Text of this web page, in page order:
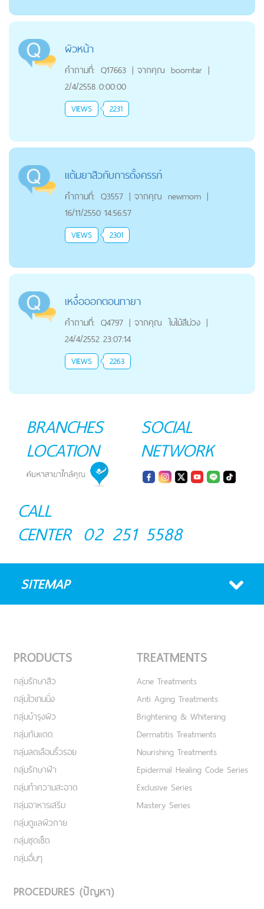
ผิวหน้า
คำถามที่: Q17663 | จากคุณ boomtar |
2/4/2558 0:00:00
VIEWS 2231
แต้มยาสิวกับการตั้งครรภ์
คำถามที่: Q3557 | จากคุณ newmom |
16/11/2550 14:56:57
VIEWS 2301
เหงื่อออกตอนทายา
คำถามที่: Q4797 | จากคุณ ใบไม้สีม่วง |
24/4/2552 23:07:14
VIEWS 2263
BRANCHES
LOCATION
SOCIAL
NETWORK
CALL
CENTER 02 251 5588
SITEMAP
PRODUCTS
กลุ่มรักษาสิว
กลุ่มไวเทนนิ่ง
กลุ่มบำรุงผิว
กลุ่มกันแดด
กลุ่มลดเลือนริ้วรอย
กลุ่มรักษาฝ้า
กลุ่มทำความสะอาด
กลุ่มอาหารเสริม
กลุ่มดูแลผิวกาย
กลุ่มชุดเซ็ต
กลุ่มอื่นๆ
TREATMENTS
Acne Treatments
Anti Aging Treatments
Brightening & Whitening
Dermatitis Treatments
Nourishing Treatments
Epidermal Healing Code Series
Exclusive Series
Mastery Series
PROCEDURES (ปัญหา)